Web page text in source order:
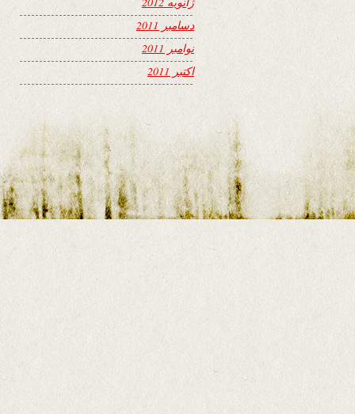
دسامبر 2011
نوامبر 2011
اکتبر 2011